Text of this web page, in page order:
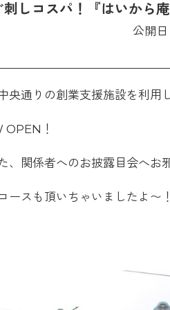
しコスパ！『はいから庵
公開
央通りの創業支援施設を利用
OPEN！
、関係者へのお披露目会へお
ースも頂いちゃいましたよ〜！